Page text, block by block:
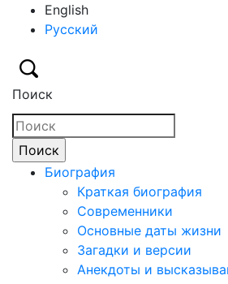
English
Русский
Поиск
Биография
Краткая биография
Современники
Основные даты жизни
Загадки и версии
Анекдоты и